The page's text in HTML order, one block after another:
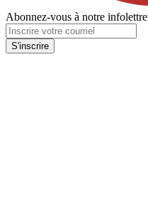
Abonnez-vous à notre infolettre